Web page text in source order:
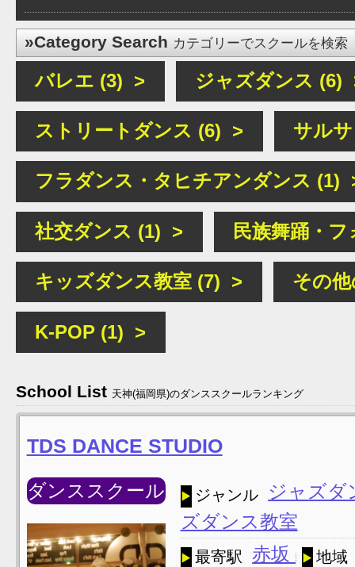
»Category Search カテゴリーでスクールを検索
バレエ (3) > ジャズダンス (6)
ストリートダンス (6) > サル
フラダンス・タヒチアンダンス (1)
社交ダンス (1) > 民族舞踊・
キッズダンス教室 (7) > その
K-POP (1) >
School List 天神(福岡県)のダンススクールランキング
TDS DANCE STUDIO
ダンススクール ジャンル
ジャズ
ズダンス教室
最寄駅 赤坂 地域